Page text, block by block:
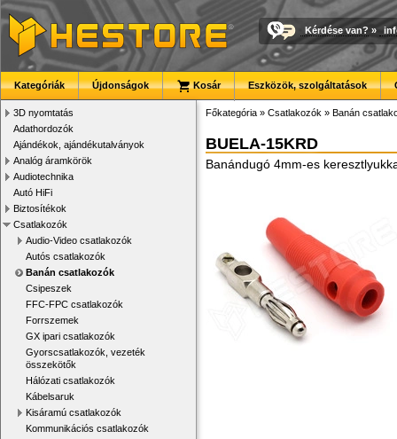
Kérdése van? »
Kategóriák Újdonságok Kosár Eszközök, szolgáltatások
3D nyomtatás
Adathordozók
Ajándékok, ajándékutalványok
Analóg áramkörök
Audiotechnika
Autó HiFi
Biztosítékok
Csatlakozók
Audio-Video csatlakozók
Autós csatlakozók
Banán csatlakozók
Csipeszek
FFC-FPC csatlakozók
Forrszemek
GX ipari csatlakozók
Gyorscsatlakozók, vezeték
összekötők
Hálózati csatlakozók
Kábelsaruk
Kisáramú csatlakozók
Kommunikációs csatlakozók
Főkategória » Csatlakozók » Banán
BUELA-15KRD
Banándugó 4mm-es